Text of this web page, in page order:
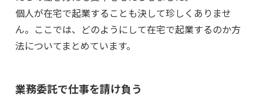
個人が在宅で起業することも決して珍しくありませ
ん。ここでは、どのようにして在宅で起業するのか方
法についてまとめています。
業務委託で仕事を請け負う